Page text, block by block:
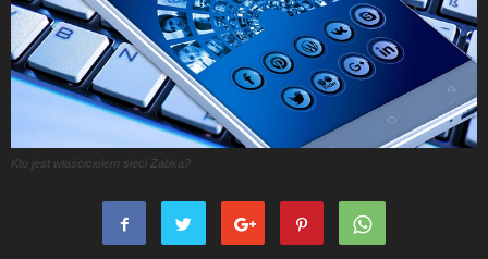
Kto jest właścicielem sieci Żabka?